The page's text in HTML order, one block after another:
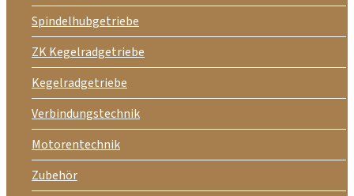
Spindelhubgetriebe
ZK Kegelradgetriebe
Kegelradgetriebe
Verbindungstechnik
Motorentechnik
Zubehör